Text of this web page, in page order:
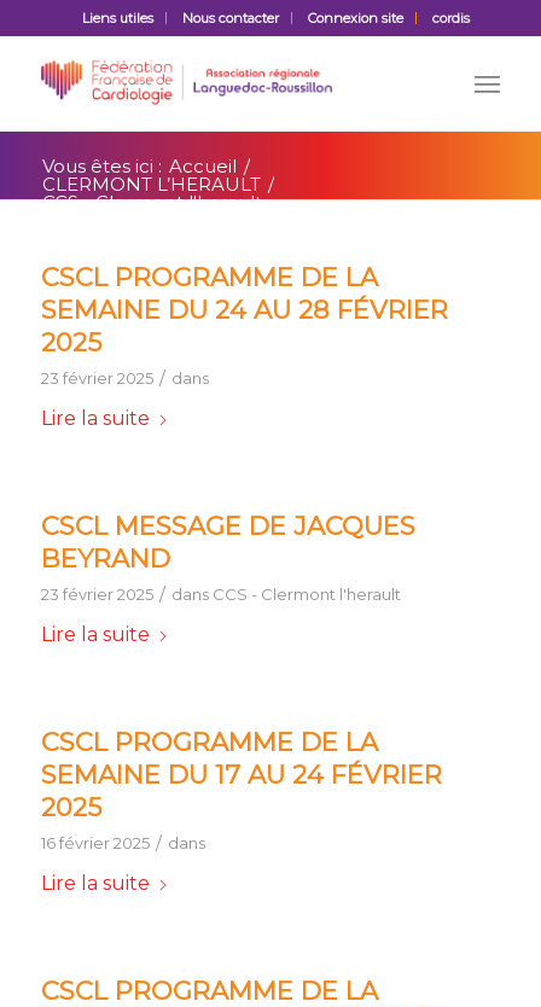
Liens utiles Nous contacter Connexion site cordis
Vous êtes ici : Accueil /
CLERMONT L’HERAULT /
CCS - Clermont l'herault
CSCL PROGRAMME DE LA
SEMAINE DU 24 AU 28 FÉVRIER
2025
23 février 2025 / dans
Lire la suite
CSCL MESSAGE DE JACQUES
BEYRAND
23 février 2025 / dans CCS - Clermont l'herault
Lire la suite
CSCL PROGRAMME DE LA
SEMAINE DU 17 AU 24 FÉVRIER
2025
16 février 2025 / dans
Lire la suite
CSCL PROGRAMME DE LA